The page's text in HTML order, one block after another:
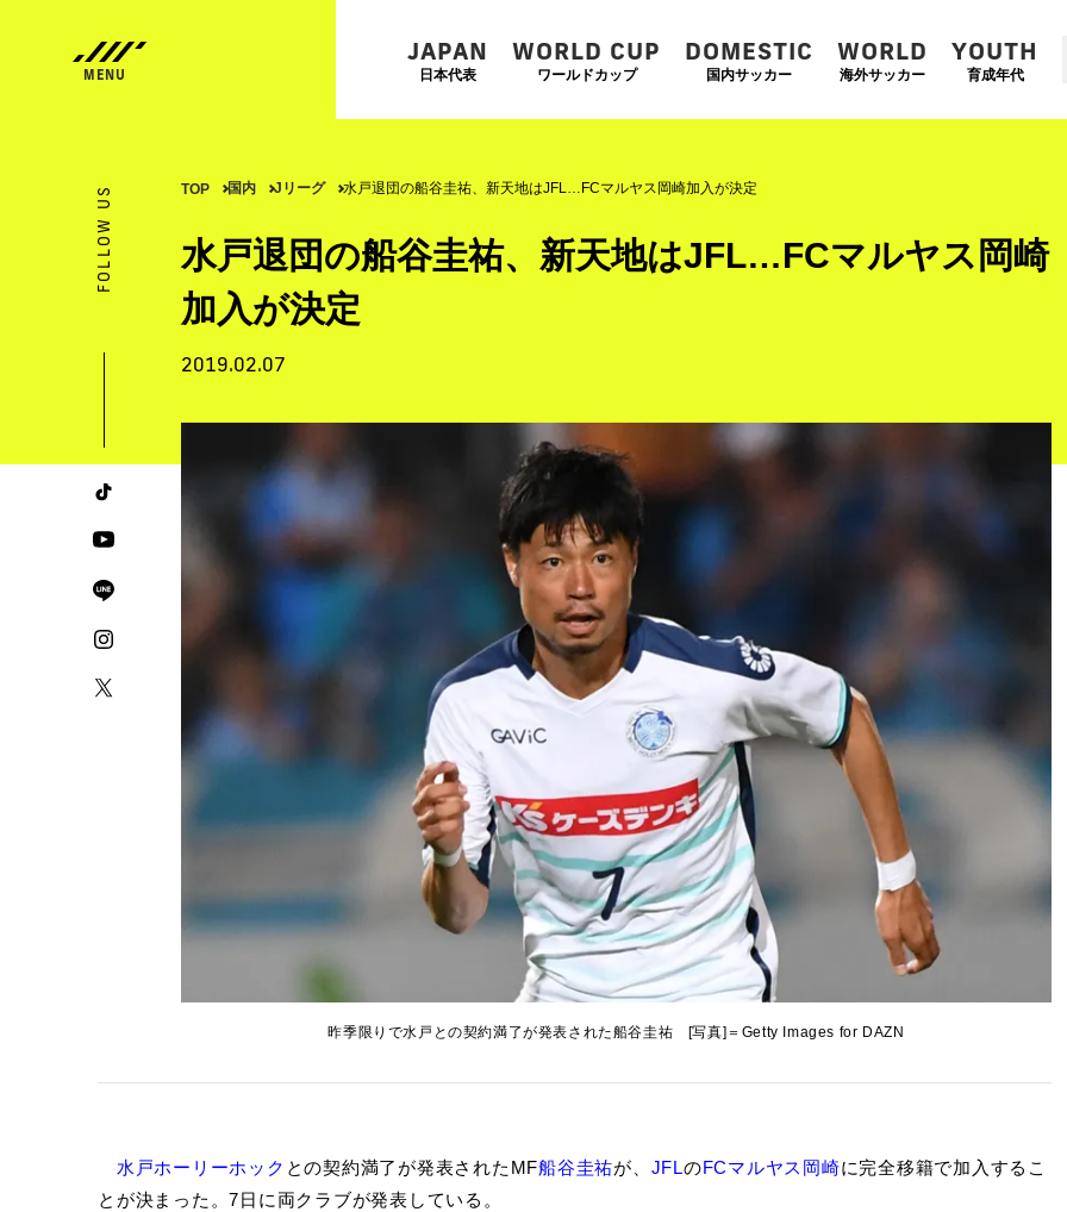
JAPAN
日本代表
WORLD CUP
ワールドカップ
DOMESTIC
国内サッカー
WORLD
海外サッカー
YOUTH
育成年代
FOLLOW US TOP 国内 Jリーグ 水戸退団の船谷圭祐、新天地はJFL…FCマルヤス岡崎加入が決定
水戸退団の船谷圭祐、新天地はJFL…FCマルヤス岡崎
加入が決定
2019.02.07
昨季限りで水戸との契約満了が発表された船谷圭祐 [写真]＝Getty Images for DAZN
水戸ホーリーホック との契約満了が発表されたMF船谷圭祐が、 JFLのFCマルヤス岡崎に完全移籍で加入するこ
とが決まった。7日に両クラブが発表している。